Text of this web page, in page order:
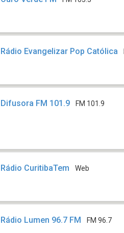
Rádio Evangelizar Pop Católica
Difusora FM 101.9 FM 101.9
Rádio CuritibaTem Web
Rádio Lumen 96.7 FM FM 96.7